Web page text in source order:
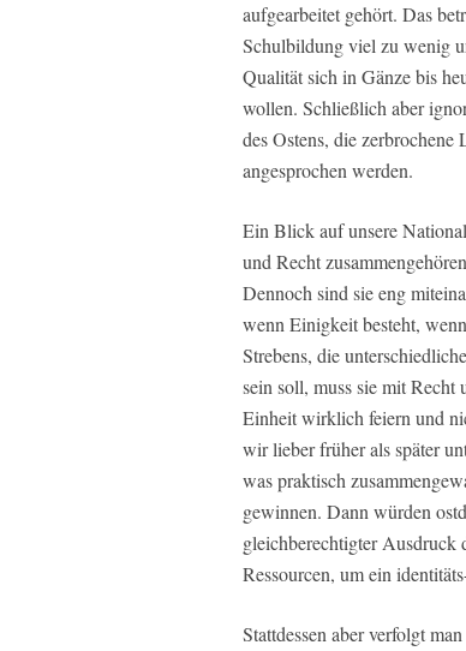
aufgearbeitet gehört. Das
Schulbildung viel zu wenig
Qualität sich in Gänze bis
wollen. Schließlich aber
des Ostens, die
angesprochen werden.
Ein Blick auf unsere
und Recht
Dennoch sind sie eng
wenn Einigkeit besteht,
Strebens, die
sein soll, muss sie mit Recht
Einheit wirklich feiern und
wir lieber früher als später
was praktisch
gewinnen. Dann würden
gleichberechtigter Ausdruck
Ressourcen, um ein
Stattdessen aber verfolgt